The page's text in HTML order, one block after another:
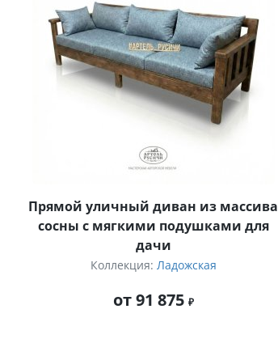
Прямой уличный диван из массива
сосны с мягкими подушками для
дачи
Коллекция: Ладожская
от 91 875